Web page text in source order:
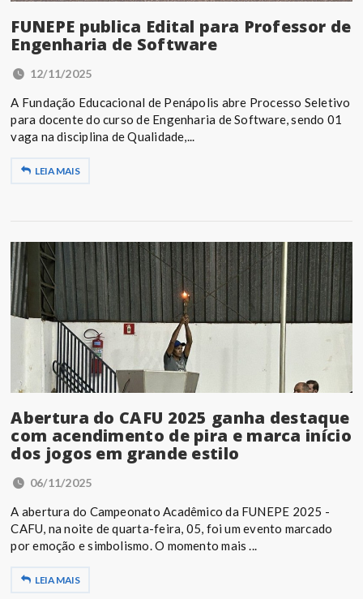
FUNEPE publica Edital para Professor de
Engenharia de Software
12/11/2025
A Fundação Educacional de Penápolis abre Processo Seletivo
para docente do curso de Engenharia de Software, sendo 01
vaga na disciplina de Qualidade,...
LEIA MAIS
Abertura do CAFU 2025 ganha destaque
com acendimento de pira e marca início
dos jogos em grande estilo
06/11/2025
A abertura do Campeonato Acadêmico da FUNEPE 2025 -
CAFU, na noite de quarta-feira, 05, foi um evento marcado
por emoção e simbolismo. O momento mais ...
LEIA MAIS